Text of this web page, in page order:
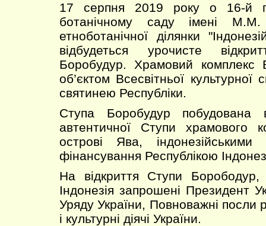
17 серпня 2019 року о 16-й
ботанічному саду імені
етноботанічної ділянки
відбудеться урочисте
Боробудур. Храмовий комплекс
об’єктом Всесвітньої
святинею Республіки.
Ступа Боробудур
автентичної Ступи храмового
острові Ява,
фінансування Республікою
На відкриття Ступи Борободур,
Індонезія запрошені Президент
Уряду України, Повноважні посли
і культурні діячі України.